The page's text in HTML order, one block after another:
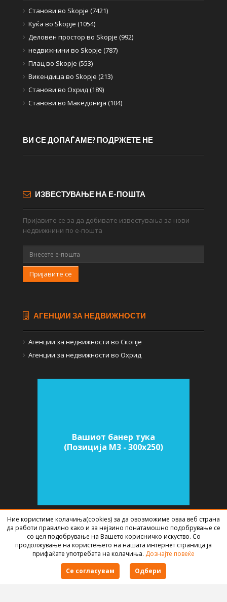
Станови во Skopje (7421)
Куќа во Skopje (1054)
Деловен простор во Skopje (992)
недвижнини во Skopje (787)
Плац во Skopje (553)
Викендица во Skopje (213)
Станови во Охрид (189)
Станови во Македонија (104)
ВИ СЕ ДОПАЃАМЕ? ПОДРЖЕТЕ НЕ
ИЗВЕСТУВАЊЕ НА Е-ПОШТА
Пријавите се за да добивате известувања за нови
недвижнини по е-пошта
Пријавите се
АГЕНЦИИ ЗА НЕДВИЖНОСТИ
Агенции за недвижности во Скопје
Агенции за недвижности во Охрид
Вашиот банер тука
(Позиција M3 - 300х250)
СОФТВЕР ЗА АГЕНЦИИ ЗА НЕДВИЖНИНИ ИЗРАБОТЕН ОД
BEST NET
STUDIO2026
Правила за користење
Ние користиме колачиња(cookies) за да овозможиме оваа веб страна
да работи правилно како и за нејзино понатамошно подобрување се
со цел подобрување на Вашето корисничко искуство. Со
продолжување на користењето на нашата интернет страница ја
прифаќате употребата на колачиња. Дознајте повеќе
Се согласувам
Одбери